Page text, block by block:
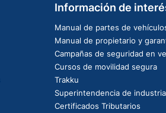
Información de
Manual de partes de
Manual de propietario y
Campañas de seguridad en
Cursos de movilidad segura
Trakku
Superintendencia de
Certificados Tributarios